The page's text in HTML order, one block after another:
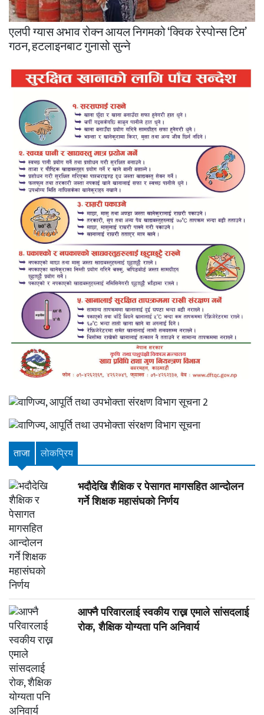
एलपी ग्यास अभाव रोक्न आयल निगमको ‘क्विक रेस्पोन्स टिम’
गठन, हटलाइनबाट गुनासो सुन्ने
ताजा लाेकप्रिय
भदौदेखि शैक्षिक र पेसागत मागसहित आन्दोलन
गर्ने शिक्षक महासंघको निर्णय
आफ्नै परिवारलाई स्वकीय राख्न एमाले सांसदलाई
रोक, शैक्षिक योग्यता पनि अनिवार्य